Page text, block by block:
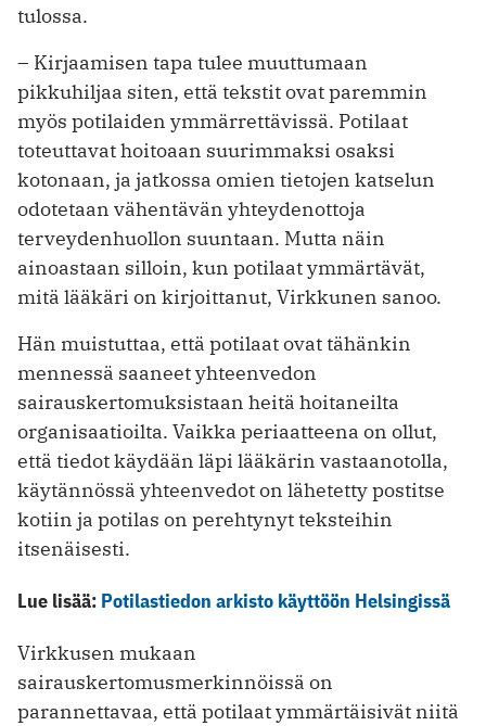
tulossa.
– Kirjaamisen tapa tulee muuttumaan
pikkuhiljaa siten, että tekstit ovat paremmin
myös potilaiden ymmärrettävissä. Potilaat
toteuttavat hoitoaan suurimmaksi osaksi
kotonaan, ja jatkossa omien tietojen katselun
odotetaan ­vähentävän yhteydenottoja
terveydenhuollon suuntaan. Mutta näin
ainoastaan silloin, kun potilaat ymmärtävät,
mitä lääkäri on kirjoittanut, Virkkunen sanoo.
Hän muistuttaa, että potilaat ovat ­tähänkin
mennessä saaneet yhteenvedon
sairauskertomuksistaan heitä hoitaneilta
organisaatioilta. Vaikka periaatteena on ollut,
että tiedot käydään ­läpi lääkärin vastaanotolla,
käytännössä yhteenvedot on lähetetty postitse
kotiin ja potilas on perehtynyt teksteihin
itsenäisesti.
Lue lisää: Potilastiedon arkisto käyttöön Helsingissä
Virkkusen mukaan
sairauskertomusmerkinnöissä on
parannettavaa, että ­potilaat ymmärtäisivät niitä